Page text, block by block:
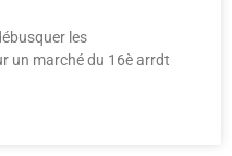
les
un marché du 16è arrdt